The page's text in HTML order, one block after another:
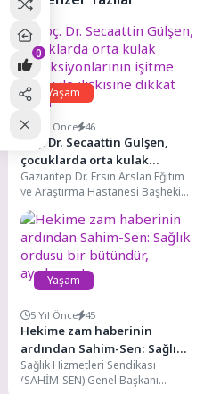
Yaşam
5 Yıl Önce 46
Doç. Dr. Secaattin Gülşen,
çocuklarda orta kulak
enfeksiyonlarının işitme
kaybı ile ilişkisine dikkat
çekti
Gaziantep Dr. Ersin Arslan Eğitim
ve Araştırma Hastanesi Başhekim
Yardımcısı ve KBB Uzmanı Doç.
Dr....
Yaşam
5 Yıl Önce 45
Hekime zam haberinin
ardından Sahim-Sen: Sağlık
ordusu bir bütündür,
ayrılamaz!
Sağlık Hizmetleri Sendikası
(SAHİM-SEN) Genel Başkanı
0